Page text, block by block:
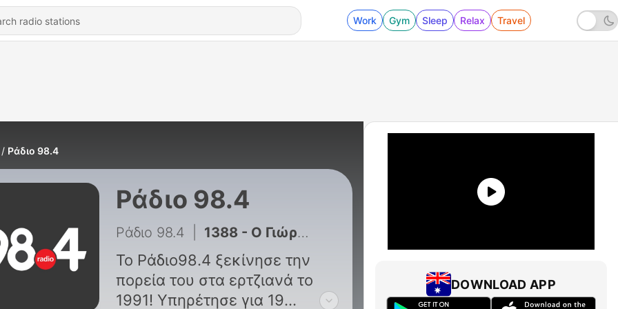
Work Gym Sleep Relax Travel
Ράδιο 98.4
Ράδιο 98.4
Ράδιο 98.4 1388 - Ο Γιώργος Σαχίνης στον 98.4 | 31/07/2026
Το Ράδιο98.4 ξεκίνησε την
πορεία του στα ερτζιανά το
1991! Υπηρέτησε για 19
DOWNLOAD APP